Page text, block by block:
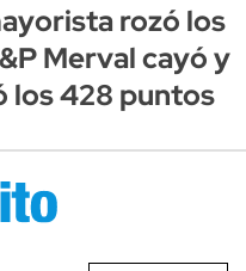
rozó los
Merval cayó y
los 428 puntos